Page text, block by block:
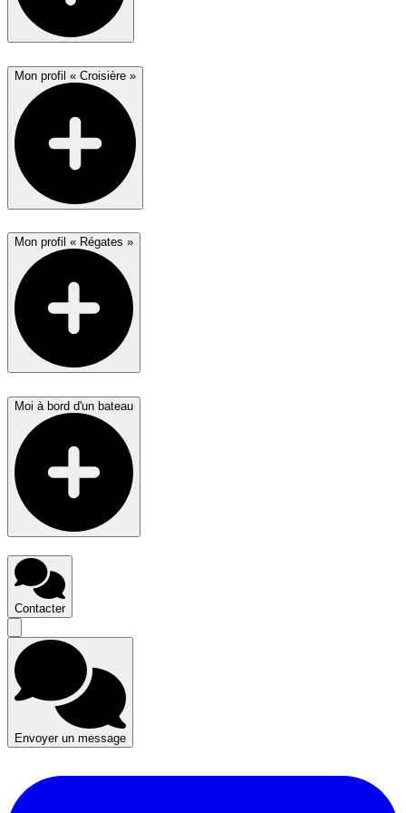
Mon profil « Croisière »
Mon profil « Régates »
Moi à bord d'un bateau
Contacter
Envoyer un message